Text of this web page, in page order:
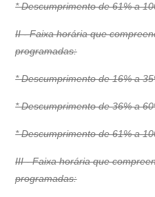
* Descumprimento de 61% a
II - Faixa horária que
programadas:
* Descumprimento de 16% a
* Descumprimento de 36% a
* Descumprimento de 61% a
III - Faixa horária que
programadas: